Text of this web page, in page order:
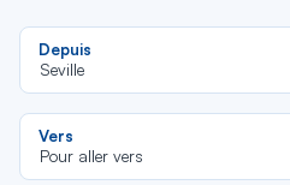
Depuis
Seville
Vers
Pour aller vers